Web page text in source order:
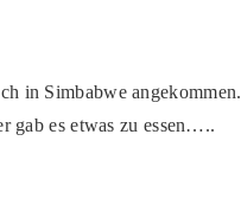
in Simbabwe angekommen.
gab es etwas zu essen…..